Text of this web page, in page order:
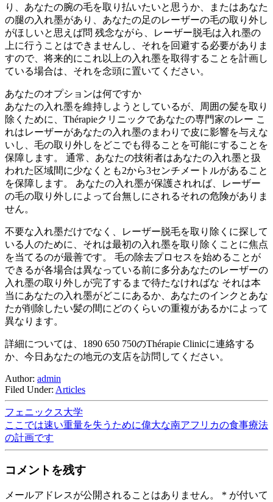
り、あなたの腕の毛を取り払いたいと思うか、またはあなた
の腿の入れ墨があり、あなたの足のレーザーの毛の取り外し
がほしいと思えば問 残念ながら、レーザー脱毛は入れ墨の
上に行うことはできませんし、それを回避する必要がありま
すので、将来的にこれ以上の入れ墨を取得することを計画し
ている場合は、それを念頭に置いてください。
あなたのオプションは何ですか
あなたの入れ墨を維持しようとしているが、周囲の髪を取り
除くために、Thérapieクリニックであなたの専門家のレー こ
れはレーザーがあなたの入れ墨のまわりで皮に影響を与えな
いし、毛の取り外しをどこでも得ることを可能にすることを
保障します。 通常、あなたの技術者はあなたの入れ墨と扱
われた区域間に少なくとも2から3センチメートルがあること
を保障します。 あなたの入れ墨が保護されれば、レーザー
の毛の取り外しによって台無しにされるそれの危険がありま
せん。
不要な入れ墨だけでなく、レーザー脱毛を取り除くに探して
いる人のために、それは最初の入れ墨を取り除くことに焦点
を当てるのが最善です。 毛の除去プロセスを始めることが
できるが各場合は異なっている前に多分あなたのレーザーの
入れ墨の取り外しが完了するまで待たなければな それは本
当にあなたの入れ墨がどこにあるか、あなたのインクとあな
たが削除したい髪の間にどのくらいの重複があるかによって
異なります。
詳細については、1890 650 750のThérapie Clinicに連絡する
か、今日あなたの地元の支店を訪問してください。
Author: admin
Filed Under: Articles
フェニックス大学
ここでは速い重量を失うために偉大な南アフリカの食事療法
の計画です
コメントを残す
メールアドレスが公開されることはありません。 * が付いて